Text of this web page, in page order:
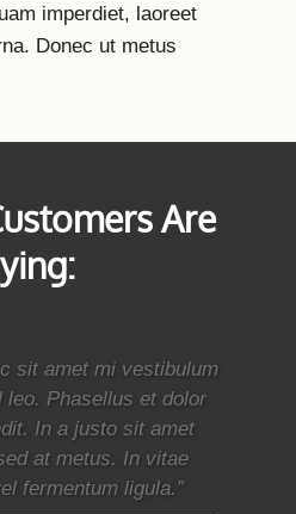
Donec ut metus
Are
Phasellus et dolor
at metus. In vitae
Morbi vel fermentum ligula.”